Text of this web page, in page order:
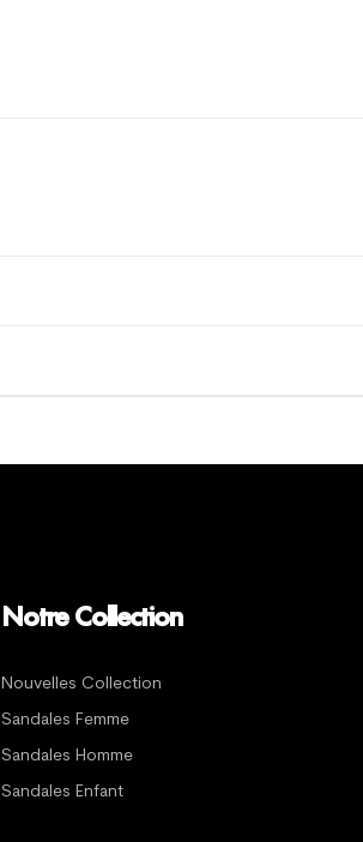
Notre Collection
Nouvelles Collection
Sandales Femme
Sandales Homme
Sandales Enfant